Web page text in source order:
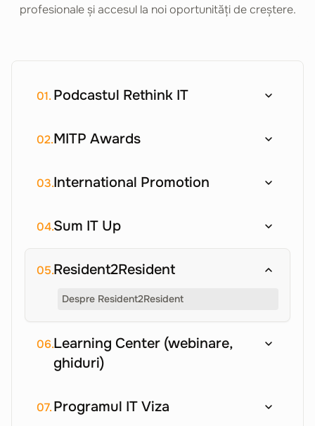
profesionale și accesul la noi oportunități de creștere.
01.Podcastul Rethink IT
02.MITP Awards
03.International Promotion
04.Sum IT Up
05.Resident2Resident
Despre Resident2Resident
06.Learning Center (webinare,
ghiduri)
07.Programul IT Viza